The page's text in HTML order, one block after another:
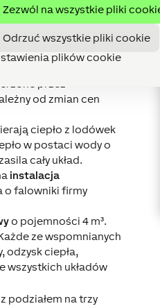
Zezwól na wszystkie pliki
Odrzuć wszystkie pliki cookie
plików cookie
gazowe(o mocy
konwertują go w
w kotłowni można
kaskadępomp ciepła.
znacząco przekracza
przez
od zmian cen
ciepło z lodówek
w postaci wody o
cały układ.
instalacja
o falowniki firmy
o pojemności 4 m³.
ze wspomnianych
odzysk ciepła,
wszystkich układów
podziałem na trzy